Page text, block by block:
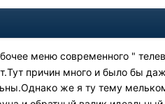
меню современного "
причин много и было бы
же я ту тему